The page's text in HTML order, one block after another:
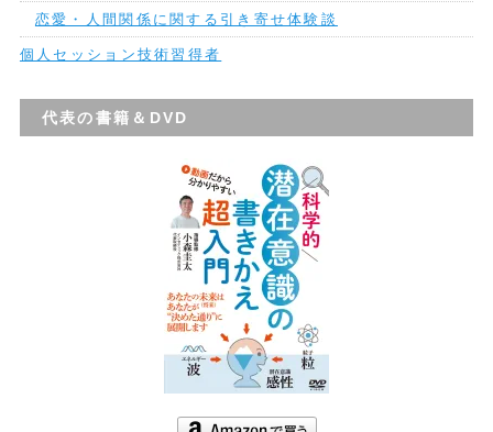
恋愛・人間関係に関する引き寄せ体験談
個人セッション技術習得者
代表の書籍＆DVD